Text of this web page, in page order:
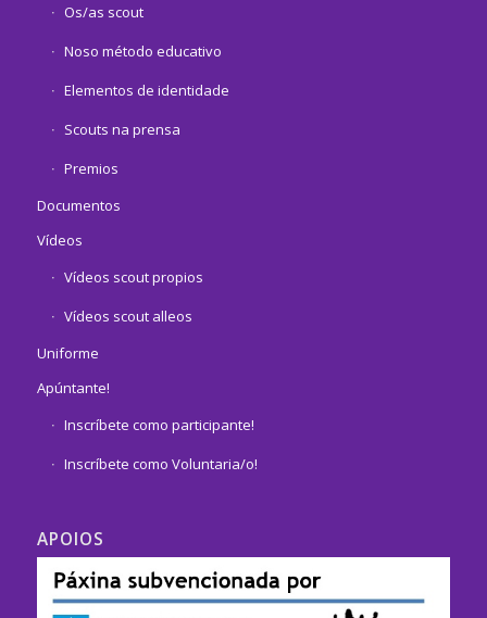
Os/as scout
Noso método educativo
Elementos de identidade
Scouts na prensa
Premios
Documentos
Vídeos
Vídeos scout propios
Vídeos scout alleos
Uniforme
Apúntante!
Inscríbete como participante!
Inscríbete como Voluntaria/o!
APOIOS